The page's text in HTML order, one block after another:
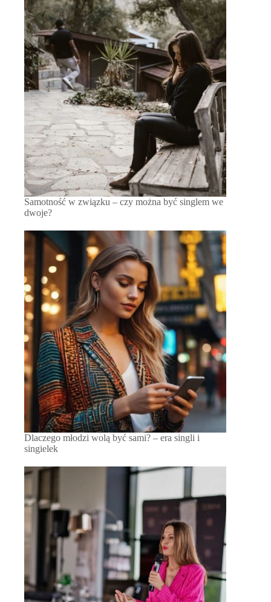
Samotność w związku – czy można być singlem we
dwoje?
Dlaczego młodzi wolą być sami? – era singli i
singielek